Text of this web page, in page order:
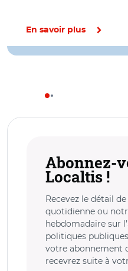
En savoir plus
Abonnez-
Localtis !
Recevez le détail
quotidienne ou
hebdomadaire sur
politiques
votre abonnement
recevrez suite à